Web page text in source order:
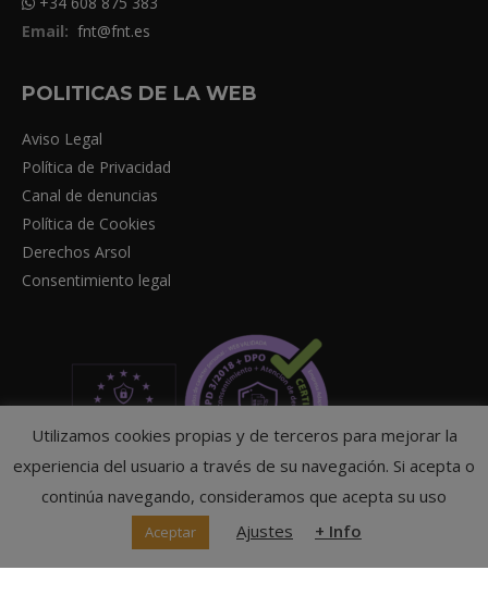
Email: fnt@fnt.es
POLITICAS DE LA WEB
Aviso Legal
Política de Privacidad
Canal de denuncias
Política de Cookies
Derechos Arsol
Consentimiento legal
© Federación Navarra de Tenis
Utilizamos cookies propias y de terceros para mejorar la
experiencia del usuario a través de su navegación. Si acepta o
continúa navegando, consideramos que acepta su uso
Aceptar Ajustes + Info